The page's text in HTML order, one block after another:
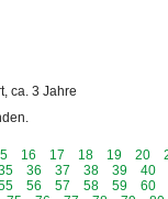
ca. 3 Jahre
16 17 18 19 20
36 37 38 39 40
56 57 58 59 60